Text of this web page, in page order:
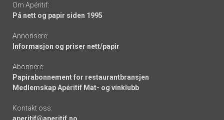
Om Apéritif:
På nett og papir siden 1995
Annonsere:
Informasjon og priser nett/papir
Abonnere:
Papirabonnement for restaurantbransjen
Medlemskap Apéritif Mat- og vinklubb
Kontakt oss: